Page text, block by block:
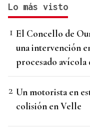
Lo más visto
El Concello de
una intervención
procesado avícola
Un motorista en
colisión en Velle